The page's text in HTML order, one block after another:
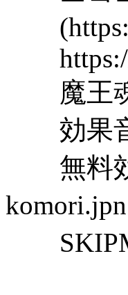
(https://
https://
魔王魂
効果音
無料効